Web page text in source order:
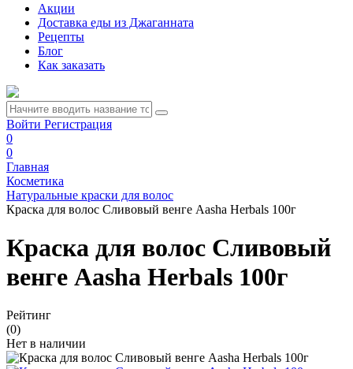
Акции
Доставка еды из Джаганната
Рецепты
Блог
Как заказать
Войти Регистрация
0
0
Главная
Косметика
Натуральные краски для волос
Краска для волос Сливовый венге Aasha Herbals 100г
Краска для волос Сливовый
венге Aasha Herbals 100г
Рейтинг
(0)
Нет в наличии